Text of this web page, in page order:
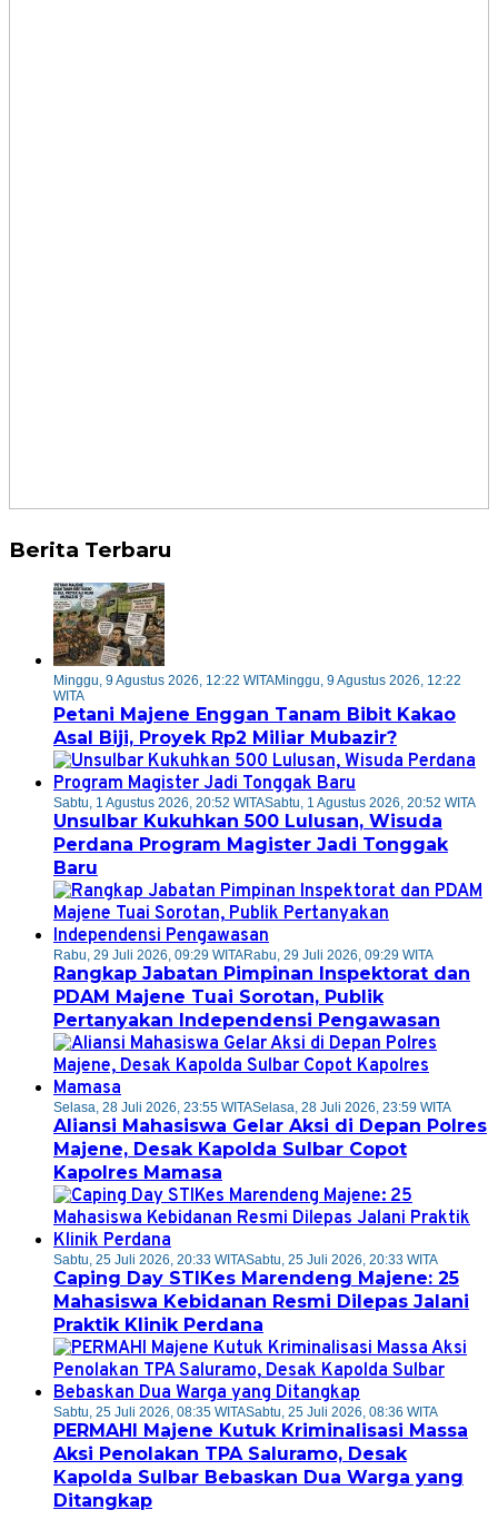
Berita Terbaru
Minggu, 9 Agustus 2026, 12:22 WITAMinggu, 9 Agustus 2026, 12:22
WITA
Petani Majene Enggan Tanam Bibit Kakao
Asal Biji, Proyek Rp2 Miliar Mubazir?
Sabtu, 1 Agustus 2026, 20:52 WITASabtu, 1 Agustus 2026, 20:52 WITA
Unsulbar Kukuhkan 500 Lulusan, Wisuda
Perdana Program Magister Jadi Tonggak
Baru
Rabu, 29 Juli 2026, 09:29 WITARabu, 29 Juli 2026, 09:29 WITA
Rangkap Jabatan Pimpinan Inspektorat dan
PDAM Majene Tuai Sorotan, Publik
Pertanyakan Independensi Pengawasan
Selasa, 28 Juli 2026, 23:55 WITASelasa, 28 Juli 2026, 23:59 WITA
Aliansi Mahasiswa Gelar Aksi di Depan Polres
Majene, Desak Kapolda Sulbar Copot
Kapolres Mamasa
Sabtu, 25 Juli 2026, 20:33 WITASabtu, 25 Juli 2026, 20:33 WITA
Caping Day STIKes Marendeng Majene: 25
Mahasiswa Kebidanan Resmi Dilepas Jalani
Praktik Klinik Perdana
Sabtu, 25 Juli 2026, 08:35 WITASabtu, 25 Juli 2026, 08:36 WITA
PERMAHI Majene Kutuk Kriminalisasi Massa
Aksi Penolakan TPA Saluramo, Desak
Kapolda Sulbar Bebaskan Dua Warga yang
Ditangkap